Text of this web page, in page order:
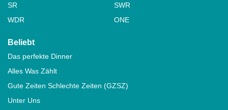
SR
SWR
WDR
ONE
Beliebt
Das perfekte Dinner
Alles Was Zählt
Gute Zeiten Schlechte Zeiten (GZSZ)
Unter Uns